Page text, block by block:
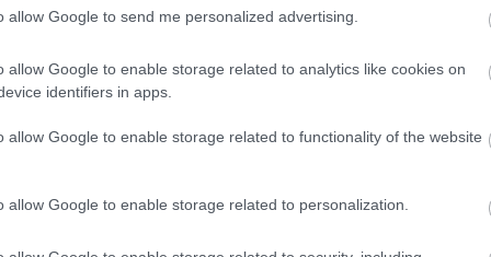
allow Google to send me personalized advertising.
allow Google to enable storage related to analytics like cookies on
identifiers in apps.
allow Google to enable storage related to functionality of the website
allow Google to enable storage related to personalization.
az új, hanem a meglévő ügyfelekre vonatkozó
Az energiaszolgáltatók, valamint a
és a biztosítók árainak
német szakportál, a Verivox legutóbbi